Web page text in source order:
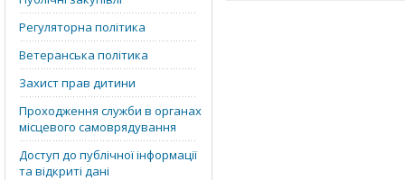
Регуляторна політика
Ветеранська політика
Захист прав дитини
Проходження служби в органах
місцевого самоврядування
Доступ до публічної інформації
та відкриті дані